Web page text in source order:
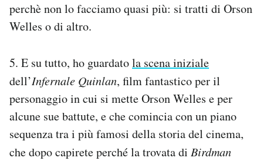
perchè non lo facciamo quasi più: si tratti di Orson
Welles o di altro.
5. E su tutto, ho guardatola scena iniziale
dell’Infernale Quinlan, film fantastico per il
personaggio in cui si mette Orson Welles e per
alcune sue battute, e che comincia con un piano
sequenza tra i più famosi della storia del cinema,
che dopo capirete perché la trovata di Birdman